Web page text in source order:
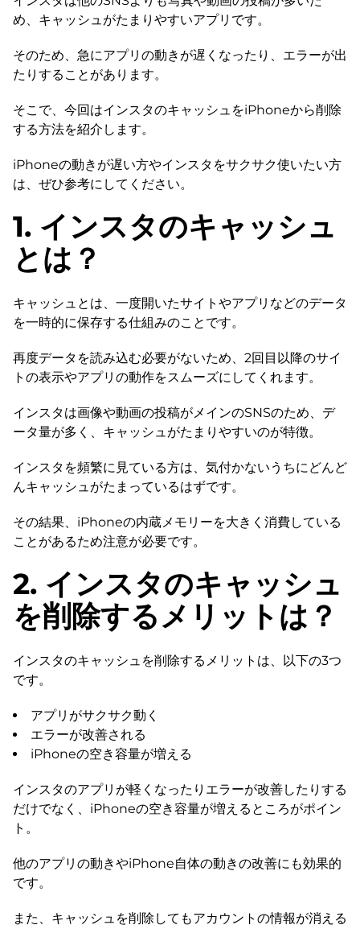
め、キャッシュがたまりやすいアプリです。
そのため、急にアプリの動きが遅くなったり、エラーが出
たりすることがあります。
そこで、今回はインスタのキャッシュをiPhoneから削除
する方法を紹介します。
iPhoneの動きが遅い方やインスタをサクサク使いたい方
は、ぜひ参考にしてください。
1. インスタのキャッシュ
とは？
キャッシュとは、一度開いたサイトやアプリなどのデータ
を一時的に保存する仕組みのことです。
再度データを読み込む必要がないため、2回目以降のサイ
トの表示やアプリの動作をスムーズにしてくれます。
インスタは画像や動画の投稿がメインのSNSのため、デ
ータ量が多く、キャッシュがたまりやすいのが特徴。
インスタを頻繁に見ている方は、気付かないうちにどんど
んキャッシュがたまっているはずです。
その結果、iPhoneの内蔵メモリーを大きく消費している
ことがあるため注意が必要です。
2. インスタのキャッシュ
を削除するメリットは？
インスタのキャッシュを削除するメリットは、以下の3つ
です。
アプリがサクサク動く
エラーが改善される
iPhoneの空き容量が増える
インスタのアプリが軽くなったりエラーが改善したりする
だけでなく、iPhoneの空き容量が増えるところがポイン
ト。
他のアプリの動きやiPhone自体の動きの改善にも効果的
です。
また、キャッシュを削除してもアカウントの情報が消える